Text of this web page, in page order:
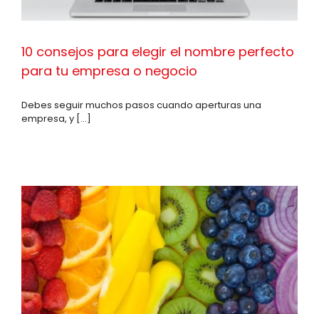
10 consejos para elegir el nombre perfecto
para tu empresa o negocio
Debes seguir muchos pasos cuando aperturas una
empresa, y [...]